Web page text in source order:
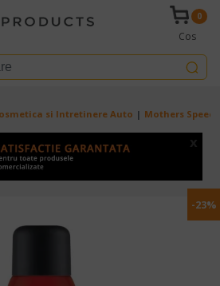
0
Cos
si Intretinere Auto Mothers Speed
x
-23%